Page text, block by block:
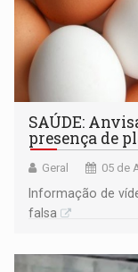
SAÚDE:
presença de
Geral 05 de
Informação de
falsa